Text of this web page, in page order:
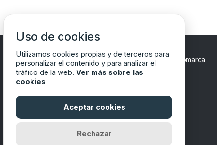
Copyrights © 2024 Todos los Derechos Reservados
Comarca
del Matarraña/Matarranya
Financiado por
Uso de cookies
Utilizamos cookies propias y de terceros para
personalizar el contenido y para analizar el
tráfico de la web. Ver más sobre las
cookies
Aceptar cookies
Rechazar